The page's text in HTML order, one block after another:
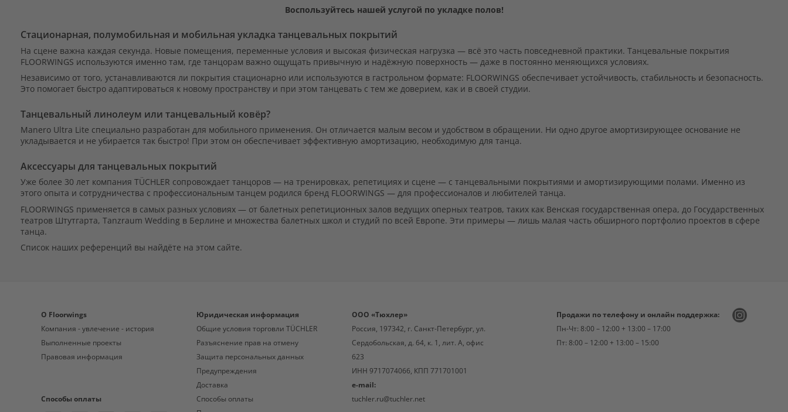
Воспользуйтесь нашей услугой по укладке полов!
Стационарная, полумобильная и мобильная укладка танцевальных покрытий
На сцене важна каждая секунда. Новые помещения, переменные условия и высокая физическая нагрузка — всё это часть повседневной практики. Танцевальные покрытия
FLOORWINGS используются именно там, где танцорам важно ощущать привычную и надёжную поверхность — даже в постоянно меняющихся условиях.
Независимо от того, устанавливаются ли покрытия стационарно или используются в гастрольном формате: FLOORWINGS обеспечивает устойчивость, стабильность и безопасность.
Это помогает быстро адаптироваться к новому пространству и при этом танцевать с тем же доверием, как и в своей студии.
Танцевальный линолеум или танцевальный ковёр?
Manero Ultra Lite специально разработан для мобильного применения. Он отличается малым весом и удобством в обращении. Ни одно другое амортизирующее основание не
укладывается и не убирается так быстро! При этом он обеспечивает эффективную амортизацию, необходимую для танца.
Аксессуары для танцевальных покрытий
Уже более 30 лет компания TÜCHLER сопровождает танцоров — на тренировках, репетициях и сцене — с танцевальными покрытиями и амортизирующими полами. Именно из
этого опыта и сотрудничества с профессиональным танцем родился бренд FLOORWINGS — для профессионалов и любителей танца.
FLOORWINGS применяется в самых разных условиях — от балетных репетиционных залов ведущих оперных театров, таких как Венская государственная опера, до Государственных
театров Штутгарта, Tanzraum Wedding в Берлине и множества балетных школ и студий по всей Европе. Эти примеры — лишь малая часть обширного портфолио проектов в сфере
танца.
Список наших референций вы найдёте на этом сайте.
O Floorwings
Компания - увлечение - история
Выполненные проекты
Правовая информация
Способы оплаты
Юридическая информация
Общие условия торговли TÜCHLER
Разъяснение прав на отмену
Защита персональных данных
Предупреждения
Доставка
Способы оплаты
ООО «Тюхлер»
Россия, 197342, г. Санкт-Петербург, ул.
Сердобольская, д. 64, к. 1, лит. А, офис
623
ИНН 9717074066, КПП 771701001
e-mail:
tuchler.ru@tuchler.net
Продажи по телефону и онлайн поддержка:
Пн-Чт: 8:00 – 12:00 + 13:00 – 17:00
Пт: 8:00 – 12:00 + 13:00 – 15:00